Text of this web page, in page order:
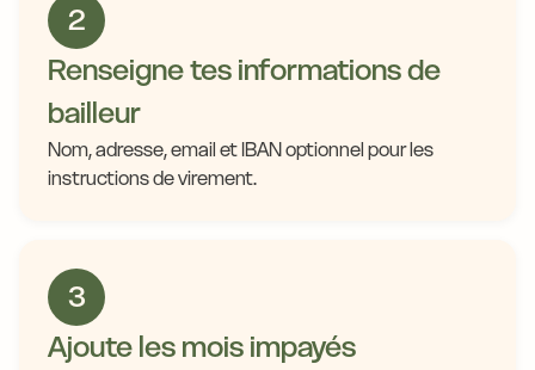
2
Renseigne tes informations de
bailleur
Nom, adresse, email et IBAN optionnel pour les
instructions de virement.
3
Ajoute les mois impayés